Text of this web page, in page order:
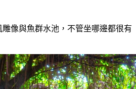
像與魚群水池，不管坐哪邊都很有